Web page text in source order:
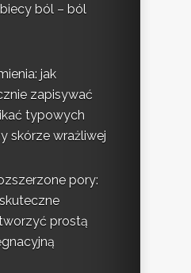
ból – ból
jak
zapisywać
typowych
skórze wrażliwej
pory:
prostą